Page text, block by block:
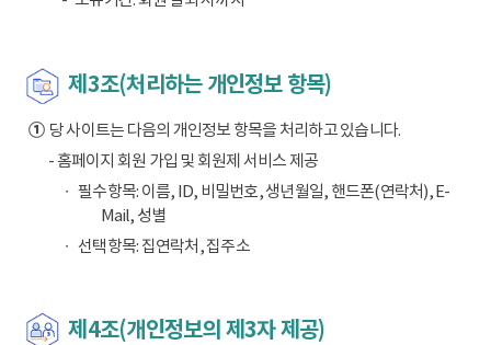
제3조(처리하는 개인정보 항목)
①당 사이트는 다음의 개인정보 항목을 처리하고 있습니다.
- 홈페이지 회원 가입 및 회원제 서비스 제공
필수항목: 이름, ID, 비밀번호, 생년월일, 핸드폰(연락처), E-
Mail, 성별
선택항목: 집연락처, 집주소
제4조(개인정보의 제3자 제공)